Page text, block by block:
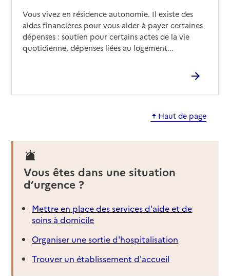
Vous vivez en résidence autonomie. Il existe des
aides financières pour vous aider à payer certaines
dépenses : soutien pour certains actes de la vie
quotidienne, dépenses liées au logement...
Haut de page
Vous êtes dans une situation
d’urgence ?
Mettre en place des services d'aide et de
soins à domicile
Organiser une sortie d'hospitalisation
Trouver un établissement d'accueil